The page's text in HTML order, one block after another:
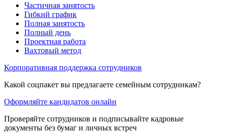
Частичная занятость
Гибкий график
Полная занятость
Полный день
Проектная работа
Вахтовый метод
Корпоративная поддержка сотрудников
Какой соцпакет вы предлагаете семейным сотрудникам?
Оформляйте кандидатов онлайн
Проверяйте сотрудников и подписывайте кадровые
документы без бумаг и личных встреч